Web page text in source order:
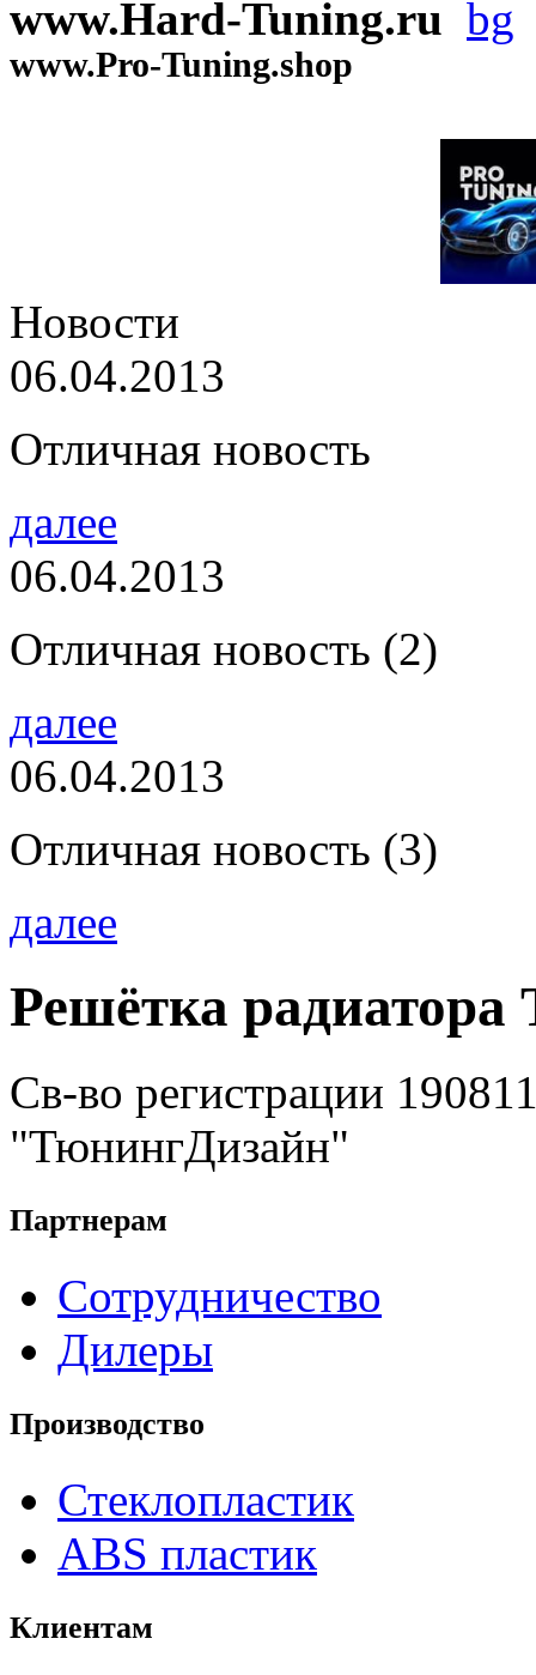
www.Hard-Tuning.ru
www.Pro-Tuning.shop
Новости
06.04.2013
Отличная новость
далее
06.04.2013
Отличная новость (2)
далее
06.04.2013
Отличная новость (3)
далее
Решётка радиатора
Св-во регистрации
"ТюнингДизайн"
Партнерам
Сотрудничество
Дилеры
Производство
Стеклопластик
ABS пластик
Клиентам